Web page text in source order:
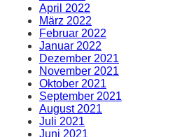
April 2022
März 2022
Februar 2022
Januar 2022
Dezember 2021
November 2021
Oktober 2021
September 2021
August 2021
Juli 2021
Juni 2021